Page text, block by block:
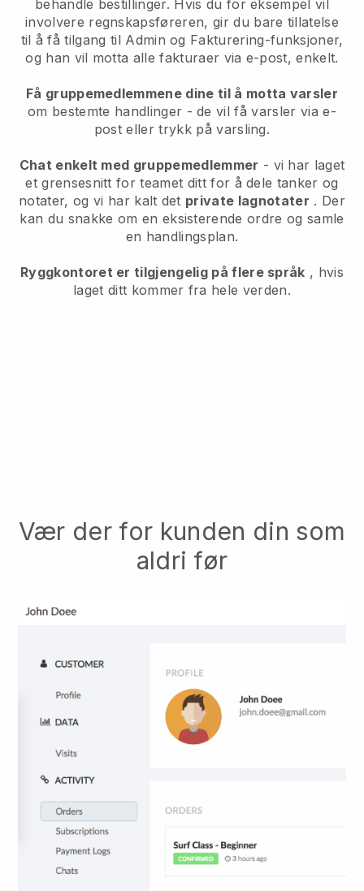
behandle bestillinger. Hvis du for eksempel vil
involvere regnskapsføreren, gir du bare tillatelse
til å få tilgang til Admin og Fakturering-funksjoner,
og han vil motta alle fakturaer via e-post, enkelt.
Få gruppemedlemmene dine til å motta varsler
om bestemte handlinger - de vil få varsler via e-
post eller trykk på varsling.
Chat enkelt med gruppemedlemmer - vi har laget
et grensesnitt for teamet ditt for å dele tanker og
notater, og vi har kalt det private lagnotater . Der
kan du snakke om en eksisterende ordre og samle
en handlingsplan.
Ryggkontoret er tilgjengelig på flere språk , hvis
laget ditt kommer fra hele verden.
Vær der for kunden din som
aldri før